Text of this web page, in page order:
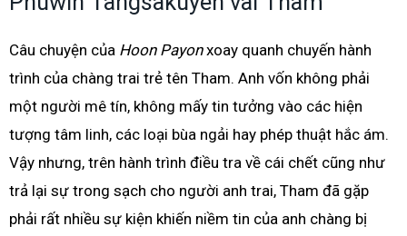
Câu chuyện của Hoon Payonxoay quanh chuyến hành
trình của chàng trai trẻ tên Tham. Anh vốn không phải
một người mê tín, không mấy tin tưởng vào các hiện
tượng tâm linh, các loại bùa ngải hay phép thuật hắc ám.
Vậy nhưng, trên hành trình điều tra về cái chết cũng như
trả lại sự trong sạch cho người anh trai, Tham đã gặp
phải rất nhiều sự kiện khiến niềm tin của anh chàng bị